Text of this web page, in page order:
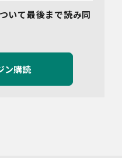
報保護法第2条第1項によ
、以下同様とします。）
個人情報の提供は任意で
いて最後まで読み同